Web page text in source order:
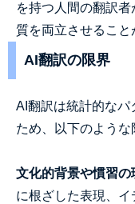
を持つ人間の翻訳
質を両立させること
AI翻訳の限界
AI翻訳は統計的なパ
ため、以下のような
文化的背景や慣習の
に根ざした表現、